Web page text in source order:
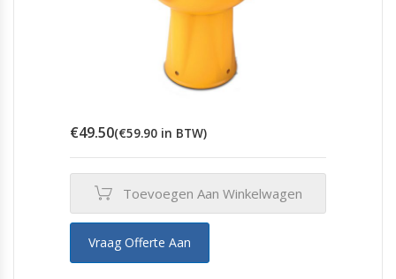
€49.50(€59.90 in BTW)
Toevoegen Aan Winkelwagen
Vraag Offerte Aan